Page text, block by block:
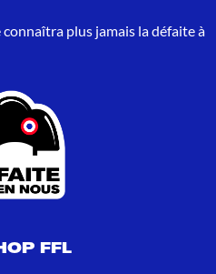
plus jamais la défaite à
FFL